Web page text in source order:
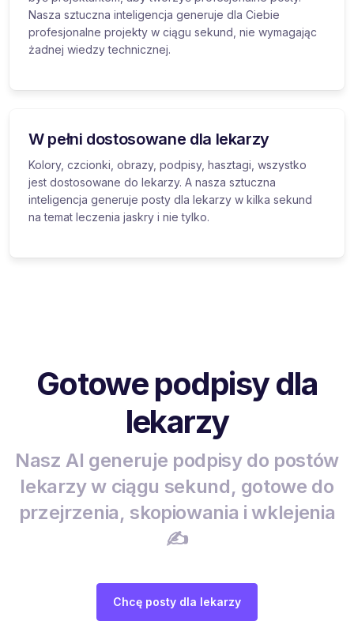
Nasza sztuczna inteligencja generuje dla Ciebie
profesjonalne projekty w ciągu sekund, nie wymagając
żadnej wiedzy technicznej.
W pełni dostosowane dla lekarzy
Kolory, czcionki, obrazy, podpisy, hasztagi, wszystko
jest dostosowane do lekarzy. A nasza sztuczna
inteligencja generuje posty dla lekarzy w kilka sekund
na temat leczenia jaskry i nie tylko.
Gotowe podpisy dla
lekarzy
Nasz AI generuje podpisy do postów
lekarzy w ciągu sekund, gotowe do
przejrzenia, skopiowania i wklejenia
✍️
Chcę posty dla lekarzy